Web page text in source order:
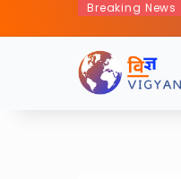
Breaking News